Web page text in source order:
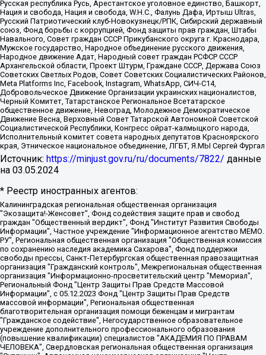
Русская республика Русь, Арестантское уголовное единство, Башкорт,
Нация и свобода, Нация и свобода, W.H.С., Фалунь Дафа, Иртыш Ultras,
Русский Патриотический клуб-Новокузнецк/РПК, Сибирский державный
союз, Фонд борьбы с коррупцией, Фонд защиты прав граждан, Штабы
Навального, Совет граждан СССР Прикубанского округа г. Краснодара,
Мужское государство, Народное объединение русского движения,
Народное движение Адат, Народный совет граждан РСФСР СССР
Архангельской области, Проект Штурм, Граждане СССР, Держава Союз
Советских Светлых Родов, Совет Советских Социалистических Районов,
Meta Platforms Inc, Facebook, Instagram, WhatsApp, СИЧ-С14,
Добровольческое Движение Организации украинских националистов,
Черный Комитет, Татарстанское Региональное Всетатарское
общественное движение, Невоград, Молодежное Демократическое
Движение Весна, Верховный Совет Татарской Автономной Советской
Социалистической Республики, Конгресс ойрат-калмыцкого народа,
Исполнительный комитет совета народных депутатов Красноярского
края, Этническое национальное объединение, ЛГБТ, Я.МЫ Сергей Фургал
Источник: https://minjust.gov.ru/ru/documents/7822/ данные
на 03.05.2024
* Реестр иностранных агентов:
Калининградская региональная общественная организация "Экозащита!-Женсовет", Фонд содействия защите прав и свобод граждан "Общественный вердикт", Фонд "Институт Развития Свободы Информации", Частное учреждение "Информационное агентство МЕМО. РУ", Региональная общественная организация "Общественная комиссия по сохранению наследия академика Сахарова", Фонд поддержки свободы прессы, Санкт-Петербургская общественная правозащитная организация "Гражданский контроль", Межрегиональная общественная организация "Информационно-просветительский центр "Мемориал", Региональный Фонд "Центр Защиты Прав Средств Массовой Информации", с 05.12.2023 Фонд "Центр Защиты Прав Средств массовой информации", Региональная общественная благотворительная организация помощи беженцам и мигрантам "Гражданское содействие", Негосударственное образовательное учреждение дополнительного профессионального образования (повышение квалификации) специалистов "АКАДЕМИЯ ПО ПРАВАМ ЧЕЛОВЕКА", Свердловская региональная общественная организация "Сутяжник", Автономная некоммерческая организация "Центр независимых социологических исследований", Союз общественных объединений "Российский исследовательский центр по правам человека", Региональное общественное учреждение научно-информационный центр "МЕМОРИАЛ", Некоммерческая организация "Фонд защиты гласности", Автономная некоммерческая организация "Институт прав человека", Городская общественная организация "Екатеринбургское общество "МЕМОРИАЛ", Городская общественная организация "Рязанское историко-просветительское и правозащитное общество "Мемориал" (Рязанский Мемориал), Челябинский региональный орган общественной самодеятельности – женское общественное объединение "Женщины Евразии", Челябинский региональный орган общественной самодеятельности "Уральская правозащитная группа", Фонд содействия защите здоровья и социальной справедливости имени Андрея Рылькова, Автономная Некоммерческая Организация "Аналитический Центр Юрия Левады", Автономная некоммерческая организация социальной поддержки населения "Проект Апрель", Региональная общественная организация помощи женщинам и детям, находящимся в кризисной ситуации "Информационно-методический центр "Анна", Фонд содействия развитию массовых коммуникаций и правовому просвещению "Так-так-Так", Фонд содействия устойчивому развитию "Серебряная тайга", Свердловский региональный общественный фонд социальных проектов "Новое время", "Idel.Реалии", Кавказ.Реалии, Крым.Реалии, Телеканал Настоящее Время, Татаро-башкирская служба Радио Свобода (Azatliq Radiosi), Радио Свободная Европа/Радио Свобода (PCE/PC), "Сибирь.Реалии", "Фактограф", Благотворительный фонд помощи осужденным и их семьям, Автономная некоммерческая организация "Институт глобализации и социальных движений", Фонд "В защиту прав заключенных", Частное учреждение "Центр поддержки и содействия развитию средств массовой информации", Пензенский региональный общественный благотворительный фонд "Гражданский союз", "Север.Реалии", Некоммерческая организация Фонд "Правовая инициатива", Общество с ограниченной ответственностью "Радио Свободная Европа/Радио Свобода", Чешское информационное агентство "MEDIUM-ORIENT", Красноярская региональная общественная организация "Мы против СПИДа", Камалягин Денис Николаевич, Маркелов Сергей Евгеньевич, Пономарев Лев Александрович, Савицкая Людмила Алексеевна, Автономная некоммерческая организация "Центр по работе с проблемой насилия "НАСИЛИЮ.НЕТ", Межрегиональный профессиональный союз работников здравоохранения "Альянс врачей", Юридическое лицо, зарегистрированное в Латвийской Республике, SIA "Medusa Project" (регистрационный номер 40103797863, дата регистрации 10.06.2014), Некоммерческая организация "Фонд по борьбе с коррупцией", Автономная некоммерческая организация "Институт права и публичной политики", Баданин Роман Сергеевич, Гликин Максим Александрович, Железнова Мария Михайловна, Лукьянова Юлия Сергеевна, Маетная Елизавета Витальевна, Маняхин Петр Борисович, Чуракова Ольга Владимировна, Ярош Юлия Петровна, Юридическое лицо "The Insider SIA", зарегистрированное в Риге, Латвийская Республика (дата регистрации 26.06.2015), являющееся администратором доменного имени интернет-издания "The Insider SIA", https://theins.ru, Постернак Алексей Евгеньевич, Рубин Михаил Аркадьевич, Анин Роман Александрович, Юридическое лицо Istories fonds, зарегистрированное в Латвийской Республике (регистрационный номер 50008295751, дата регистрации 24.02.2020), Великовский Дмитрий Александрович, Долинина Ирина Николаевна, Мароховская Алеся Алексеевна, Шлейнов Роман Юрьевич, Шмагун Олеся Валентиновна, Общество с ограниченной ответственностью "Альтаир 2021", Общество с ограниченной ответственностью "Вега 2021", Общество с ограниченной ответственностью "Главный редактор 2021", Общество с ограниченной ответственностью "Ромашки монолит", Важенков Артем Валерьевич, Ивановская областная общественная организация "Центр гендерных исследований", Гурман Юрий Альбертович, Медиапроект "ОВД-Инфо", Егоров Владимир Владимирович, Жилинский Владимир Александрович, Общество с ограниченной ответственностью "ЗП", Иванова София Юрьевна, Карезина Инна Павловна, Кильтау Екатерина Викторовна, Петров Алексей Викторович, Пискунов Сергей Евгеньевич, Смирнов Сергей Сергеевич, Тихонов Михаил Сергеевич, Общество с ограниченной ответственностью "ЖУРНАЛИСТ-ИНОСТРАННЫЙ АГЕНТ", Арапова Галина Юрьевна, Вольтская Татьяна Анатольевна, Американская компания "Mason G.E.S. Anonymous Foundation" (США), являющаяся владельцем интернет-издания https://mnews.world/, Компания "Stichting Bellingcat", зарегистрированная в Нидерландах (дата регистрации 11.07.2018), Захаров Андрей Вячеславович, Клепиковская Екатерина Дмитриевна, Общество с ограниченной ответственностью "МЕМО", Перл Роман Александрович, Симонов Евгений Алексеевич, Соловьева Елена Анатольевна, Сотников Даниил Владимирович, Сурначева Елизавета Дмитриевна, Автономная некоммерческая организация по защите прав человека и информированию населения "Якутия – Наше Мнение", Общество с ограниченной ответственностью "Москоу диджитал медиа", с 26.01.2023 Общество с ограниченной ответственностью "Чайка Белые сады", Ветошкина Валерия Валерьевна, Заговора Максим Александрович, Межрегиональное общественное движение "Российская ЛГБТ - сеть", Оленичев Максим Владимирович, Павлов Иван Юрьевич, Скворцова Елена Сергеевна, Общество с ограниченной ответственностью "Как бы инагент", Кочетков Игорь Викторович, Общество с ограниченной ответственностью "Честные выборы", Еланчик Олег Александрович, Общество с ограниченной ответственностью "Нобелевский призыв", Гималова Регина Эмилевна, Григорьев Андрей Валерьевич, Григорьева Алина Александровна, Ассоциация по содействию защите прав призывников, альтернативнослужащих и военнослужащих "Правозащитная группа "Гражданин.Армия.Право", Хисамова Регина Фаритовна, Автономная некоммерческая организация по реализации социально-правовых программ "Лилит", Дальневосточное общественное движение "Маяк", Санкт-Петербургская ЛГБТ-инициативная группа "Выход", Инициативная группа ЛГБТ+ "Реверс", Алексеев Андрей Викторович, Бекбулатова Таисия Львовна, Беляев Иван Михайлович, Владыкина Елена Сергеевна, Гельман Марат Александрович, Никульшина Вероника Юрьевна, Толоконникова Надежда Андреевна, Шендерович Виктор Анатольевич, Общество с ограниченной ответственностью "Данное сообщение", Общество с ограниченной ответственностью Издательский дом "Новая глава", Айнбиндер Александра Александровна, Московский комьюнити-центр для ЛГБТ+инициатив, Благотворительный фонд развития филантропии, Deutsche Welle (Германия, Kurt-Schumacher-Strasse 3, 53113 Bonn), Борзунова Мария Михайловна, Воробьев Виктор Викторович, Голубева Анна Львовна, Константинова Алла Михайловна, Малкова Ирина Владимировна, Мурадов Мурад Абдулгалимович, Осетинская Елизавета Николаевна, Понасенков Евгений Николаевич, Ганапольский Матвей Юрьевич, Киселев Евгений Алексеевич, Борухович Ирина Григорьевна, Дремин Иван Тимофеевич, Дубровский Дмитрий Викторович, Красноярская региональная общественная организация поддержки и развития альтернативных образовательных технологий и межкультурных коммуникаций "ИНТЕРРА", Маяковская Екатерина Алексеевна, Фейгин Марк Захарович, Филимонов Андрей Викторович, Дзугкоева Регина Николаевна, Доброхотов Роман Александрович, Дудь Юрий Александрович, Елкин Сергей Владимирович, Кругликов Кирилл Игоревич, Сабунаева Мария Леонидовна, Семенов Алексей Владимирович, Шаинян Карен Багратович, Шульман Екатерина Михайловна, Асафьев Артур Валерьевич, Вахштайн Виктор Семенович, Венедиктов Алексей Алексеевич, Лушникова Екатерина Евгеньевна, Волков Леонид Михайлович, Невзоров Александр Глебович, Пархоменко Сергей Борисович, Сироткин Ярослав Николаевич, Кара-Мурза Владимир Владимирович, Баранова Наталья Владимировна, Гозман Леонид Яковлевич, Кагарлицкий Борис Юльевич, Климарев Михаил Валерьевич, Милов Владимир Станиславович, Автономная некоммерческая организация Краснодарский центр современного искусства "Типография", Моргенштерн Алишер Тагирович, Соболь Любовь Эдуардовна, Общество с ограниченной ответственностью "ЛИЗА НОРМ", Каспаров Гарри Кимович, Ходорковский Михаил Борисович, Общество с ограниченной ответственностью "Апрельские тезисы", Данилович Ирина Брониславовна, Кашин Олег Владимирович, Петров Николай Владимирович, Пивоваров Алексей Владимирович, Соколов Михаил Владимирович, Цветкова Юлия Владимировна, Чичваркин Евгений Александрович, Комитет против пыток/Команда против пыток, Общество с ограниченной ответственностью "Первый научный", Общество с ограниченной ответственностью "Вертолет и ко", Белоцерковская Вероника Борисовна, Кац Максим Евгеньевич, Лазарева Татьяна Юрьевна, Шаведдинов Руслан Табризович, Яшин Илья Валерьевич, Общество с ограниченной ответственностью "Иноагент ААВ", Алешковский Дмитрий Петрович, Альбац Евгения Марковна, Быков Дмитрий Львович, Галямина Юлия Евгеньевна, Лойко Сергей Леонидович, Мартынов Кирилл Константинович, Медведев Сергей Александрович, Крашенинников Федор Геннадиевич, Гордеева Катерина Вл